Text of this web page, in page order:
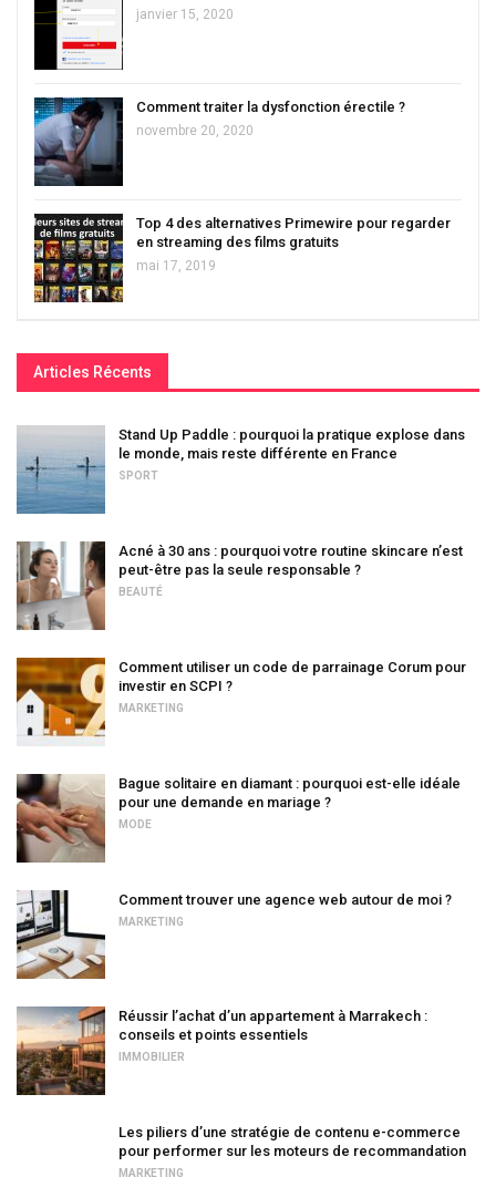
janvier 15, 2020
Comment traiter la dysfonction érectile ?
novembre 20, 2020
Top 4 des alternatives Primewire pour regarder
en streaming des films gratuits
mai 17, 2019
Articles Récents
Stand Up Paddle : pourquoi la pratique explose dans
le monde, mais reste différente en France
SPORT
Acné à 30 ans : pourquoi votre routine skincare n’est
peut-être pas la seule responsable ?
BEAUTÉ
Comment utiliser un code de parrainage Corum pour
investir en SCPI ?
MARKETING
Bague solitaire en diamant : pourquoi est-elle idéale
pour une demande en mariage ?
MODE
Comment trouver une agence web autour de moi ?
MARKETING
Réussir l’achat d’un appartement à Marrakech :
conseils et points essentiels
IMMOBILIER
Les piliers d’une stratégie de contenu e-commerce
pour performer sur les moteurs de recommandation
MARKETING